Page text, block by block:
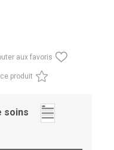
aux favoris
produit
soins